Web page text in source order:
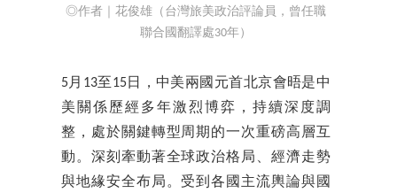
◎作者｜花俊雄（台灣旅美政治評論員，曾任職
聯合國翻譯處30年）
5月13至15日，中美兩國元首北京會晤是中
美關係歷經多年激烈博弈，持續深度調
整，處於關鍵轉型周期的一次重磅高層互
動。深刻牽動著全球政治格局、經濟走勢
與地緣安全布局。受到各國主流輿論與國